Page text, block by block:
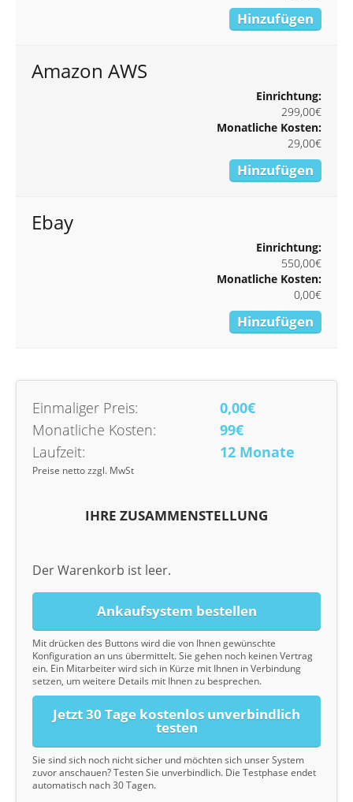
Hinzufügen
Amazon AWS
Einrichtung:
299,00€
Monatliche Kosten:
29,00€
Hinzufügen
Ebay
Einrichtung:
550,00€
Monatliche Kosten:
0,00€
Hinzufügen
Einmaliger Preis:
0,00€
Monatliche Kosten:
99€
Laufzeit:
12 Monate
Preise netto zzgl. MwSt
IHRE ZUSAMMENSTELLUNG
Der Warenkorb ist leer.
Ankaufsystem bestellen
Mit drücken des Buttons wird die von Ihnen gewünschte
Konfiguration an uns übermittelt. Sie gehen noch keinen Vertrag
ein. Ein Mitarbeiter wird sich in Kürze mit Ihnen in Verbindung
setzen, um weitere Details mit Ihnen zu besprechen.
Jetzt 30 Tage kostenlos unverbindlich
testen
Sie sind sich noch nicht sicher und möchten sich unser System
zuvor anschauen? Testen Sie unverbindlich. Die Testphase endet
automatisch nach 30 Tagen.